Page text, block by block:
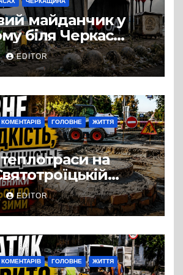
майданчик у
біля Черкас
на занедбане
EDITOR
КОМЕНТАРІВ ГОЛОВНЕ ЖИТТЯ
на
порівняно із
термінами.
не відкрили
EDITOR
КОМЕНТАРІВ ГОЛОВНЕ ЖИТТЯ